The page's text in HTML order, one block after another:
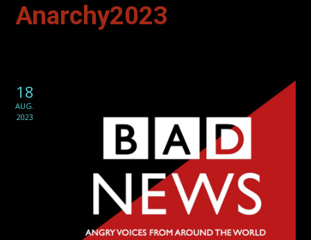
Anarchy2023
18
AUG.
2023